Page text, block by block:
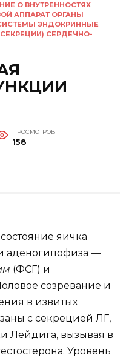
О ВНУТРЕННОСТЯХ
АППАРАТ ОРГАНЫ
ЭНДОКРИННЫЕ
СЕРДЕЧНО-
ПРОСМОТРОВ
158
яичка
аденогипофиза —
(ФСГ) и
созревание и
в извитых
с секрецией ЛГ,
Лейдига, вызывая в
Уровень